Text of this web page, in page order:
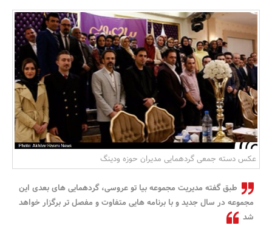
بانک، بیمه و سرمایه
مسکن و ساختمان
عکس دسته جمعی گردهمایی مدیران حوزه ودینگ
طبق گفته مدیریت مجموعه بیا تو عروسی، گردهمایی های بعدی این
مجموعه در سال جدید و با برنامه هایی متفاوت و مفصل تر برگزار خواهد
شد